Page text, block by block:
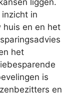
in
huis en en het
het
is
en